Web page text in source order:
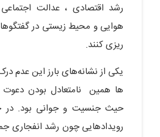
رشد اقتصادی ، عدالت
هوایی و محیط زیستی در
ریزی کنند.
یکی از نشانه‌های بارز این عدم
ها همین نامتعادل بودن
حیث جنسیت و جوانی بود. در
رویدادهایی چون رشد انفجاری